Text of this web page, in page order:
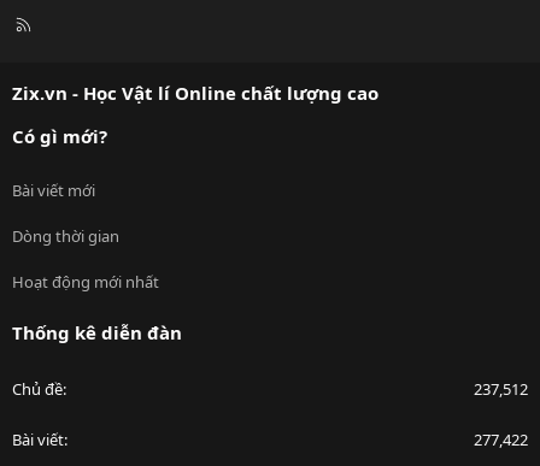
R
Zix.vn - Học Vật lí Online chất lượng cao
Có gì mới?
Bài viết mới
Dòng thời gian
Hoạt động mới nhất
Thống kê diễn đàn
Chủ đề 237,512
Bài viết 277,422